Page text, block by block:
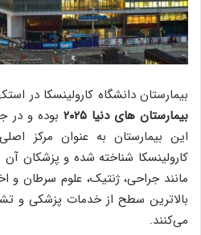
بیمارستان دانشگاه کارولینسکا در
بیمارستان های دنیا ۲۰۲۵
بوده و در
این بیمارستان به عنوان مرکز
کارولینسکا شناخته شده و پزشکان
مانند جراحی، ژنتیک، علوم سرطان و
بالاترین سطح از خدمات پزشکی و
می‌کنند.